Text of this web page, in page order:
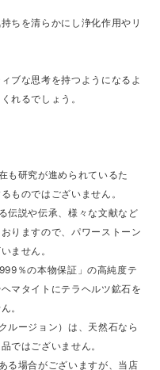
ちを清らかにし浄化作用やリ
ブな思考を持つようになるよ
れるでしょう。
も研究が進められているた
ものではございません。
伝説や伝承、様々な文献など
りますので、パワーストーン
ません。
％の本物保証」の高純度テ
マタイトにテラヘルツ鉱石を
。
ルージョン）は、天然石なら
ではございません。
る場合がございますが、当店